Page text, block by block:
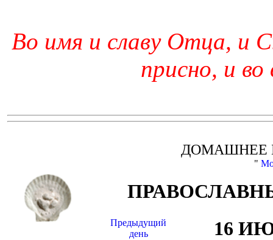
Во имя и славу Отца, и
присно, и во
ДОМАШНЕЕ
"
Предыдущий
день
16